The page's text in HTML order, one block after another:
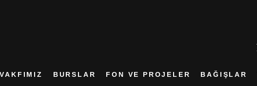
VAKFIMIZ BURSLAR FON VE PROJELER BAĞIŞLAR